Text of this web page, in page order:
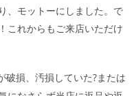
、モットーにしました。で
これからもご来店いただけ
破損、汚損していた?または